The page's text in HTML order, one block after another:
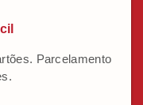
Parcelamento